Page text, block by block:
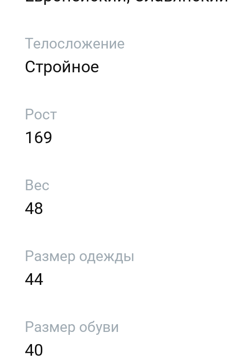
Телосложение
Стройное
Рост
169
Вес
48
Размер одежды
44
Размер обуви
40